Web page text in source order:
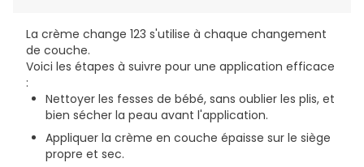
La crème change 123 s'utilise à chaque changement
de couche.
Voici les étapes à suivre pour une application efficace
:
Nettoyer les fesses de bébé, sans oublier les plis, et
bien sécher la peau avant l'application.
Appliquer la crème en couche épaisse sur le siège
propre et sec.